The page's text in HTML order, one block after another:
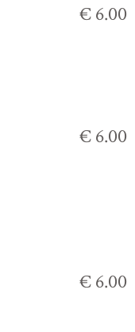
€ 6.00
€ 6.00
€ 6.00